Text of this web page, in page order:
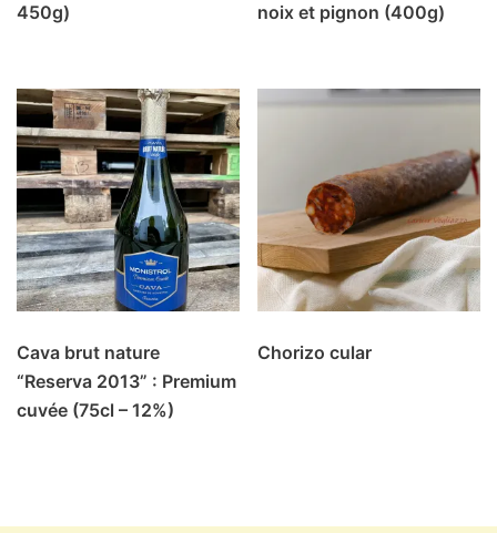
450g)
noix et pignon (400g)
Cava brut nature
“Reserva 2013” : Premium
cuvée (75cl – 12%)
Chorizo cular